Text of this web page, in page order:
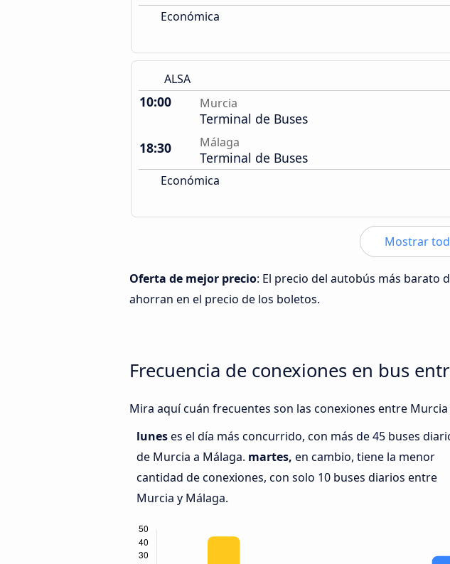
Económica
ALSA
10:00 Murcia
Terminal de Buses
18:30
Málaga
Terminal de Buses
Económica
Mostrar
Oferta de mejor precio: El precio del autobús más barato
ahorran en el precio de los boletos.
Frecuencia de conexiones en bus
Mira aquí cuán frecuentes son las conexiones entre
luneses el día más concurrido, con más de 45 buses
de Murcia a Málaga. martes, en cambio, tiene la menor
cantidad de conexiones, con solo 10 buses diarios entre
Murcia y Málaga.